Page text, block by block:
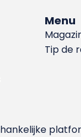
Menu
Tip de